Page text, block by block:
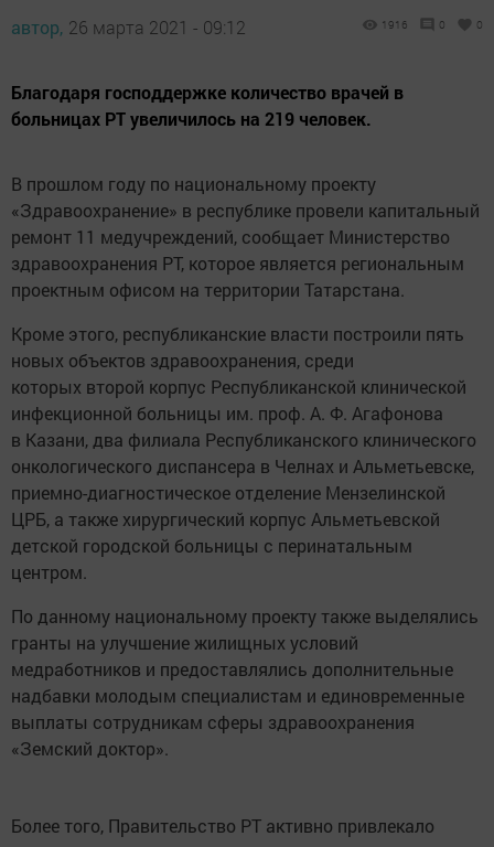
автор, 26 марта 2021 - 09:12 1916 0 0
Благодаря господдержке количество врачей в
больницах РТ увеличилось на 219 человек.
В прошлом году по национальному проекту
«Здравоохранение» в республике провели капитальный
ремонт 11 медучреждений, сообщает Министерство
здравоохранения РТ, которое является региональным
проектным офисом на территории Татарстана.
Кроме этого, республиканские власти построили пять
новых объектов здравоохранения, среди
которых второй корпус Республиканской клинической
инфекционной больницы им. проф. А. Ф. Агафонова
в Казани, два филиала Республиканского клинического
онкологического диспансера в Челнах и Альметьевске,
приемно-диагностическое отделение Мензелинской
ЦРБ, а также хирургический корпус Альметьевской
детской городской больницы с перинатальным
центром.
По данному национальному проекту также выделялись
гранты на улучшение жилищных условий
медработников и предоставлялись дополнительные
надбавки молодым специалистам и единовременные
выплаты сотрудникам сферы здравоохранения
«Земский доктор».
Более того, Правительство РТ активно привлекало